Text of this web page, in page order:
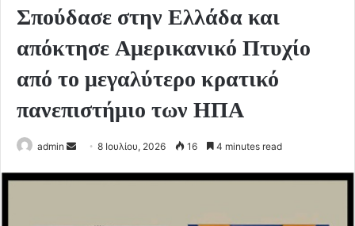
Σπούδασε στην Ελλάδα και
απόκτησε Αμερικανικό Πτυχίο
από το μεγαλύτερο κρατικό
πανεπιστήμιο των ΗΠΑ
admin
Send
email
8 Ιουλίου, 2026 16 4 minutes read